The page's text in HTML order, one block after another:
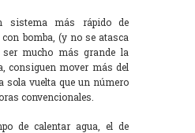
sistema más rápido de
bomba, (y no se atasca
mucho más grande la
consiguen mover más del
sola vuelta que un número
convencionales.
de calentar agua, el de